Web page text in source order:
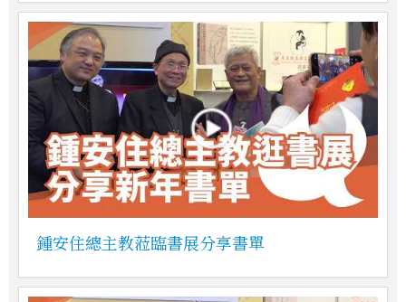
鍾安住總主教蒞臨書展分享書單